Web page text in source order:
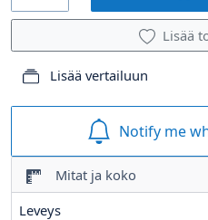
Mitat ja koko
Leveys
Lisää
Lisää vertailuun
Notify me